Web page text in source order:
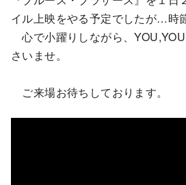
イル上映をやる予定でしたが…時
心で小躍りしながら、
さいませ。
ご来場お待ちしております。